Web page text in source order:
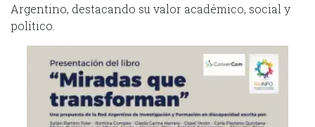
Argentino, destacando su valor académico, social y
político.